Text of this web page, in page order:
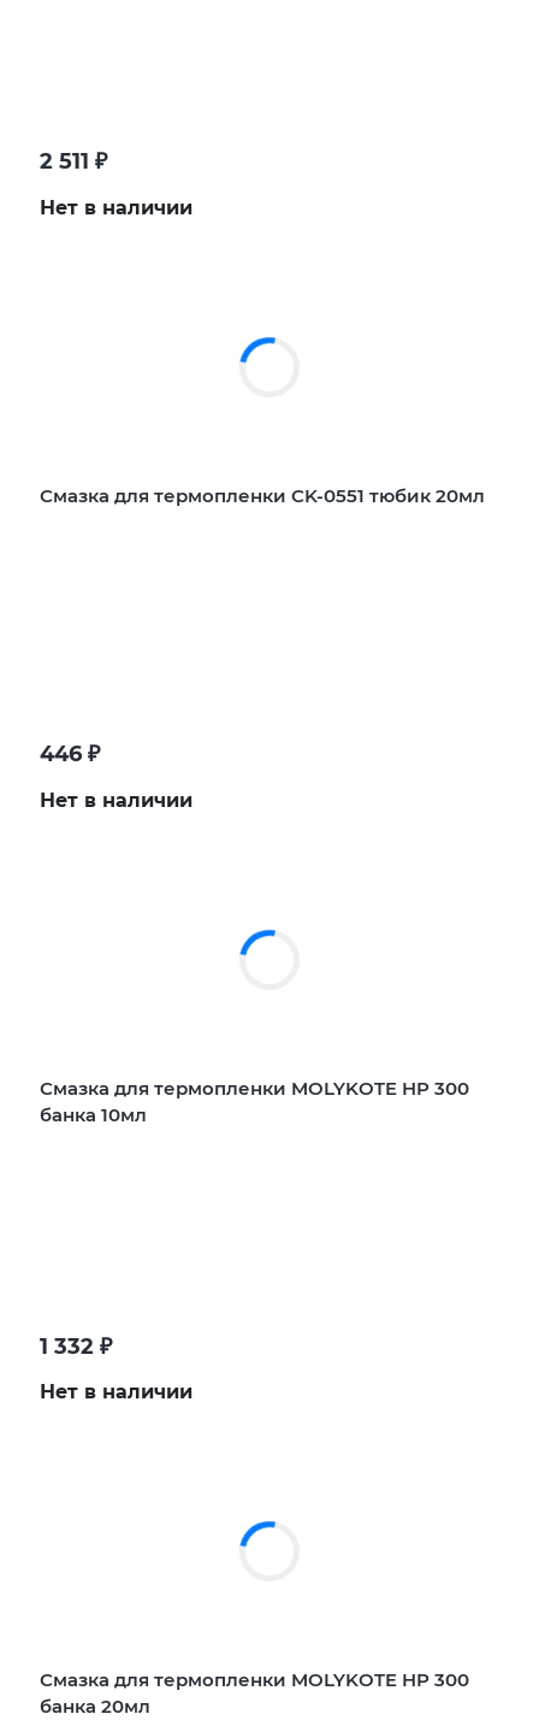
2 511 ₽
Нет в наличии
Смазка для термопленки CK-0551 тюбик 20мл
446 ₽
Нет в наличии
Смазка для термопленки MOLYKOTE HP 300
банка 10мл
1 332 ₽
Нет в наличии
Смазка для термопленки MOLYKOTE HP 300
банка 20мл